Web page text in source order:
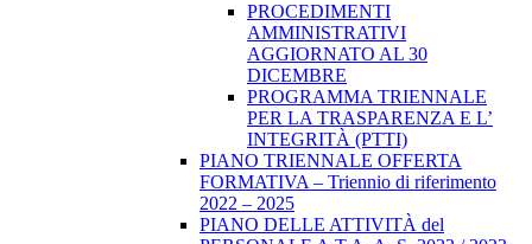
PROCEDIMENTI
AMMINISTRATIVI
AGGIORNATO AL 30
DICEMBRE
PROGRAMMA TRIENNALE
PER LA TRASPARENZA E L’
INTEGRITÀ (PTTI)
PIANO TRIENNALE OFFERTA
FORMATIVA – Triennio di riferimento
2022 – 2025
PIANO DELLE ATTIVITÀ del